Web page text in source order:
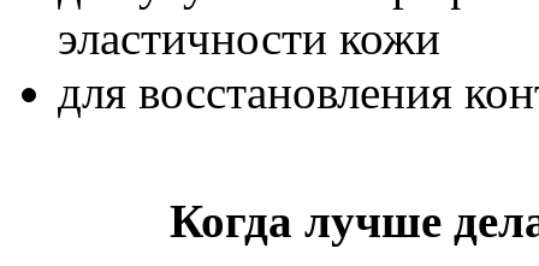
эластичности кожи
для восстановления
Когда лучше